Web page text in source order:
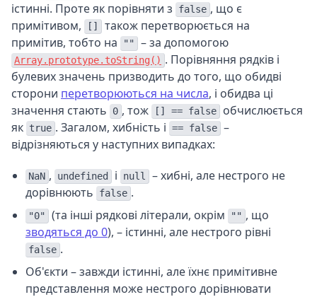
істинні. Проте як порівняти з
false , що є
примітивом,
[]
також перетворюється на
примітив, тобто на
"" – за допомогою
Array.prototype.toString() . Порівняння рядків і
булевих значень призводить до того, що обидві
сторони перетворюються на числа, і обидва ці
значення стають
0 , тож [] == false
обчислюється
як true . Загалом, хибність і == false –
відрізняються у наступних випадках:
NaN , undefined і null
– хибні, але нестрого не
дорівнюють
false .
"0" (та інші рядкові літерали, окрім "" , що
зводяться до 0), – істинні, але нестрого рівні
false .
Об'єкти – завжди істинні, але їхнє примітивне
представлення може нестрого дорівнювати